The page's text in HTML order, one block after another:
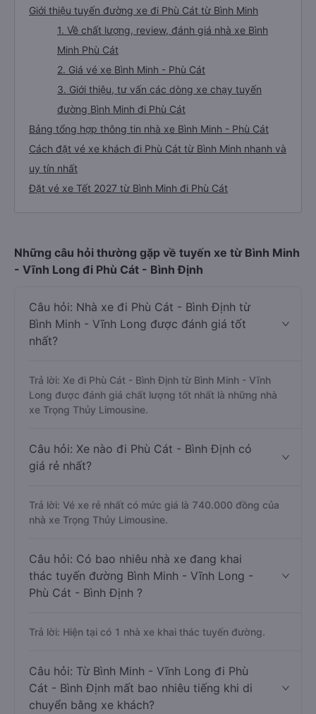
Giới thiệu tuyến đường xe đi Phù Cát từ Bình Minh
1. Về chất lượng, review, đánh giá nhà xe Bình
Minh Phù Cát
2. Giá vé xe Bình Minh - Phù Cát
3. Giới thiệu, tư vấn các dòng xe chạy tuyến
đường Bình Minh đi Phù Cát
Bảng tổng hợp thông tin nhà xe Bình Minh - Phù Cát
Cách đặt vé xe khách đi Phù Cát từ Bình Minh nhanh và
uy tín nhất
Đặt vé xe Tết 2027 từ Bình Minh đi Phù Cát
Những câu hỏi thường gặp về tuyến xe từ Bình Minh
- Vĩnh Long đi Phù Cát - Bình Định
Câu hỏi: Nhà xe đi Phù Cát - Bình Định từ
Bình Minh - Vĩnh Long được đánh giá tốt
nhất?
Trả lời: Xe đi Phù Cát - Bình Định từ Bình Minh - Vĩnh
Long được đánh giá chất lượng tốt nhất là những nhà
xe Trọng Thủy Limousine.
Câu hỏi: Xe nào đi Phù Cát - Bình Định có
giá rẻ nhất?
Trả lời: Vé xe rẻ nhất có mức giá là 740.000 đồng của
nhà xe Trọng Thủy Limousine.
Câu hỏi: Có bao nhiêu nhà xe đang khai
thác tuyến đường Bình Minh - Vĩnh Long -
Phù Cát - Bình Định ?
Trả lời: Hiện tại có 1 nhà xe khai thác tuyến đường.
Câu hỏi: Từ Bình Minh - Vĩnh Long đi Phù
Cát - Bình Định mất bao nhiêu tiếng khi di
chuyển bằng xe khách?